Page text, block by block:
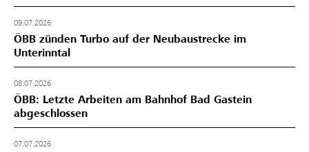
09.07.2026
ÖBB zünden Turbo auf der Neubaustrecke im
Unterinntal
08.07.2026
ÖBB: Letzte Arbeiten am Bahnhof Bad Gastein
abgeschlossen
07.07.2026